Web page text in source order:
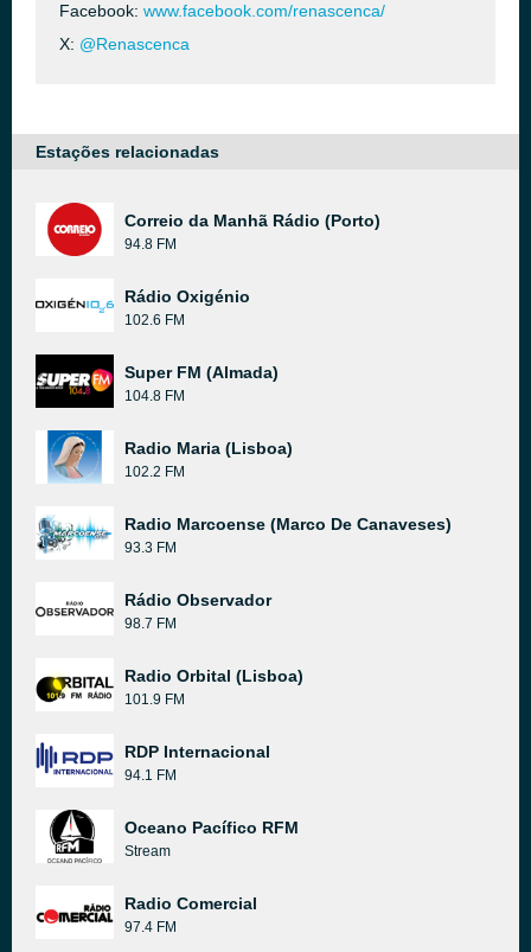
Facebook: www.facebook.com/renascenca/
X: @Renascenca
Estações relacionadas
Correio da Manhã Rádio (Porto)
94.8 FM
Rádio Oxigénio
102.6 FM
Super FM (Almada)
104.8 FM
Radio Maria (Lisboa)
102.2 FM
Radio Marcoense (Marco De Canaveses)
93.3 FM
Rádio Observador
98.7 FM
Radio Orbital (Lisboa)
101.9 FM
RDP Internacional
94.1 FM
Oceano Pacífico RFM
Stream
Radio Comercial
97.4 FM